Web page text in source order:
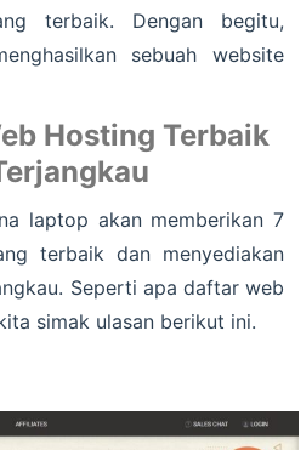
terbaik. Dengan begitu,
sebuah website
Hosting Terbaik
laptop akan memberikan 7
terbaik dan menyediakan
Seperti apa daftar web
simak ulasan berikut ini.